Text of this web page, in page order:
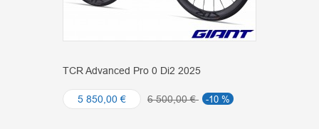
TCR Advanced Pro 0 Di2 2025
5 850,00 € 6 500,00 € -10 %